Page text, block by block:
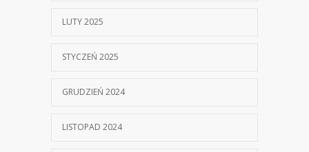
LUTY 2025
STYCZEŃ 2025
GRUDZIEŃ 2024
LISTOPAD 2024